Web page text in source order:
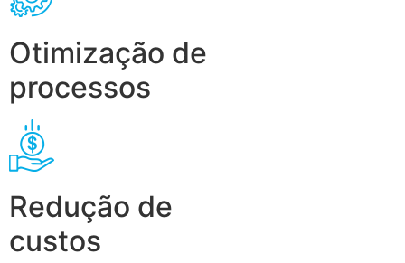
Otimização de
processos
Redução de
custos